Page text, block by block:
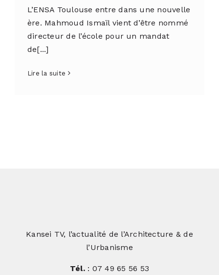
L’ENSA Toulouse entre dans une nouvelle
ère. Mahmoud Ismaïl vient d’être nommé
directeur de l’école pour un mandat
de[...]
Lire la suite
Kansei TV, l’actualité de l’Architecture & de
l’Urbanisme
Tél.: 07 49 65 56 53